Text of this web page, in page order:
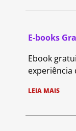
E-books
Ebook
experiência
LEIA MAIS